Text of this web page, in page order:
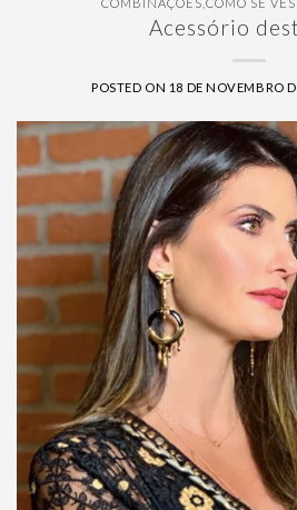
Acessório
POSTED ON 18 DE NOVEMBRO